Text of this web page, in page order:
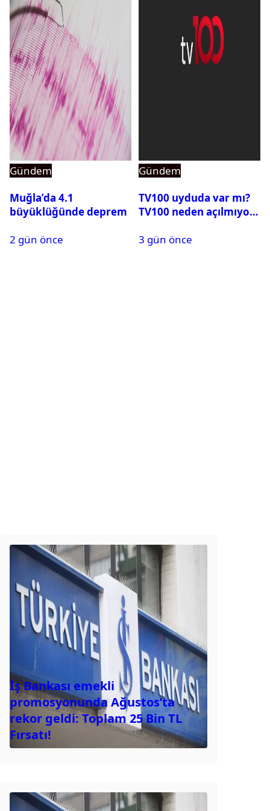
Gündem
Muğla’da 4.1
büyüklüğünde deprem
2 gün önce
Gündem
TV100 uyduda var mı?
TV100 neden açılmıyor?
3 gün önce
İş Bankası emekli
promosyonunda Ağustos’ta
rekor geldi: Toplam 25 Bin TL
Fırsatı!